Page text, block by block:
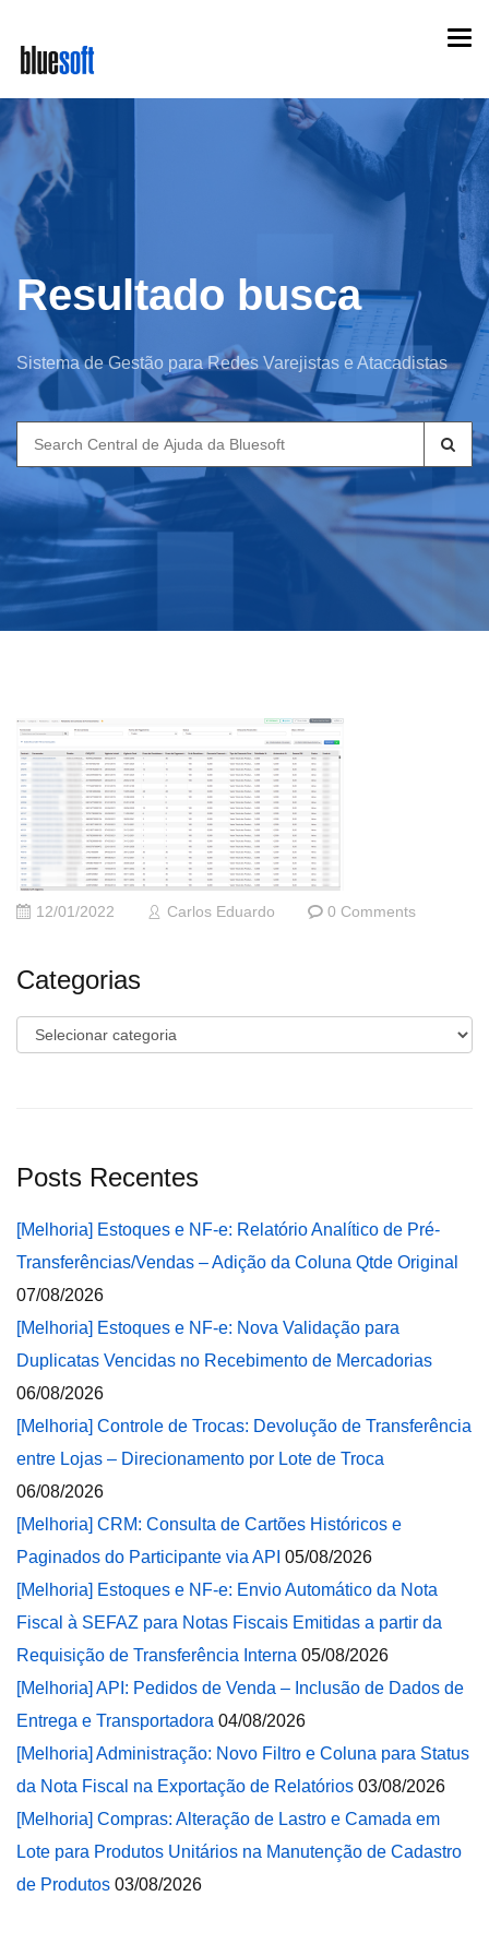
main
content
Resultado busca
Sistema de Gestão para Redes Varejistas e Atacadistas
Search
for:
12/01/2022 Carlos Eduardo 0 Comments
Categorias
Categorias
Posts Recentes
[Melhoria] Estoques e NF-e: Relatório Analítico de Pré-
Transferências/Vendas – Adição da Coluna Qtde Original
07/08/2026
[Melhoria] Estoques e NF-e: Nova Validação para
Duplicatas Vencidas no Recebimento de Mercadorias
06/08/2026
[Melhoria] Controle de Trocas: Devolução de Transferência
entre Lojas – Direcionamento por Lote de Troca
06/08/2026
[Melhoria] CRM: Consulta de Cartões Históricos e
Paginados do Participante via API 05/08/2026
[Melhoria] Estoques e NF-e: Envio Automático da Nota
Fiscal à SEFAZ para Notas Fiscais Emitidas a partir da
Requisição de Transferência Interna 05/08/2026
[Melhoria] API: Pedidos de Venda – Inclusão de Dados de
Entrega e Transportadora 04/08/2026
[Melhoria] Administração: Novo Filtro e Coluna para Status
da Nota Fiscal na Exportação de Relatórios 03/08/2026
[Melhoria] Compras: Alteração de Lastro e Camada em
Lote para Produtos Unitários na Manutenção de Cadastro
de Produtos 03/08/2026